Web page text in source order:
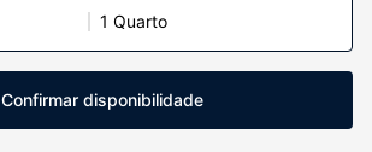
1 Quarto
Confirmar disponibilidade